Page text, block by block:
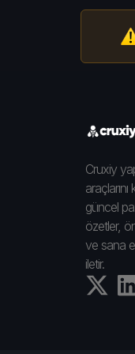
Cruxiy
güncel
özetler,
ve sana
iletir.